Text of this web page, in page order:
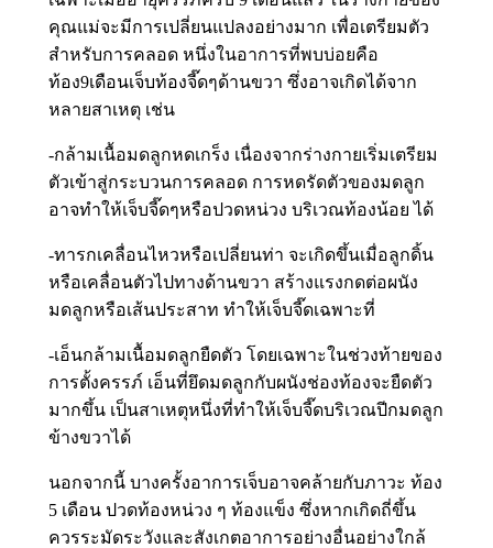
คุณแม่จะมีการเปลี่ยนแปลงอย่างมาก เพื่อเตรียมตัว
สำหรับการคลอด หนึ่งในอาการที่พบบ่อยคือ
ท้อง9เดือนเจ็บท้องจี๊ดๆด้านขวา ซึ่งอาจเกิดได้จาก
หลายสาเหตุ เช่น
-กล้ามเนื้อมดลูกหดเกร็ง เนื่องจากร่างกายเริ่มเตรียม
ตัวเข้าสู่กระบวนการคลอด การหดรัดตัวของมดลูก
อาจทำให้เจ็บจี๊ดๆหรือปวดหน่วง บริเวณท้องน้อย ได้
-ทารกเคลื่อนไหวหรือเปลี่ยนท่า จะเกิดขึ้นเมื่อลูกดิ้น
หรือเคลื่อนตัวไปทางด้านขวา สร้างแรงกดต่อผนัง
มดลูกหรือเส้นประสาท ทำให้เจ็บจี๊ดเฉพาะที่
-เอ็นกล้ามเนื้อมดลูกยืดตัว โดยเฉพาะในช่วงท้ายของ
การตั้งครรภ์ เอ็นที่ยึดมดลูกกับผนังช่องท้องจะยืดตัว
มากขึ้น เป็นสาเหตุหนึ่งที่ทำให้เจ็บจี๊ดบริเวณปีกมดลูก
ข้างขวาได้
นอกจากนี้ บางครั้งอาการเจ็บอาจคล้ายกับภาวะ ท้อง
5 เดือน ปวดท้องหน่วง ๆ ท้องแข็ง ซึ่งหากเกิดถี่ขึ้น
ควรระมัดระวังและสังเกตอาการอย่างอื่นอย่างใกล้